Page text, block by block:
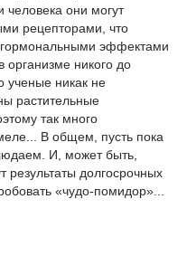
человека они могут
рецепторами, что
эффектами
организме никого до
ученые никак не
растительные
так много
В общем, пусть пока
И, может быть,
результаты долгосрочных
«чудо-помидор»...